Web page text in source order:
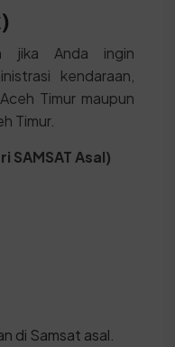
jika Anda ingin
kendaraan,
Timur maupun
Timur.
SAMSAT Asal)
di Samsat asal.